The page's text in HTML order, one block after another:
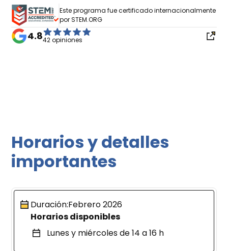
Este programa fue certificado internacionalmente
por STEM.ORG
4.842 opiniones
Horarios y detalles
importantes
Duración:Febrero 2026
Horarios disponibles
Lunes y miércoles de 14 a 16 h